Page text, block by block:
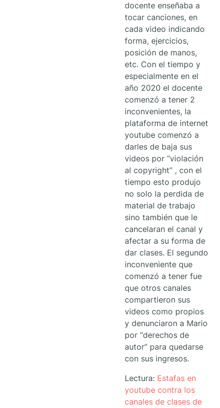
docente enseñaba a
tocar canciones, en
cada video indicando
forma, ejercicios,
posición de manos,
etc. Con el tiempo y
especialmente en el
año 2020 el docente
comenzó a tener 2
inconvenientes, la
plataforma de internet
youtube comenzó a
darles de baja sus
videos por “violación
al copyright” , con el
tiempo esto produjo
no solo la perdida de
material de trabajo
sino también que le
cancelaran el canal y
afectar a su forma de
dar clases. El segundo
inconveniente que
comenzó a tener fue
que otros canales
compartieron sus
videos como propios
y denunciaron a Mario
por “derechos de
autor” para quedarse
con sus ingresos.
Lectura: Estafas en
youtube contra los
canales de clases de